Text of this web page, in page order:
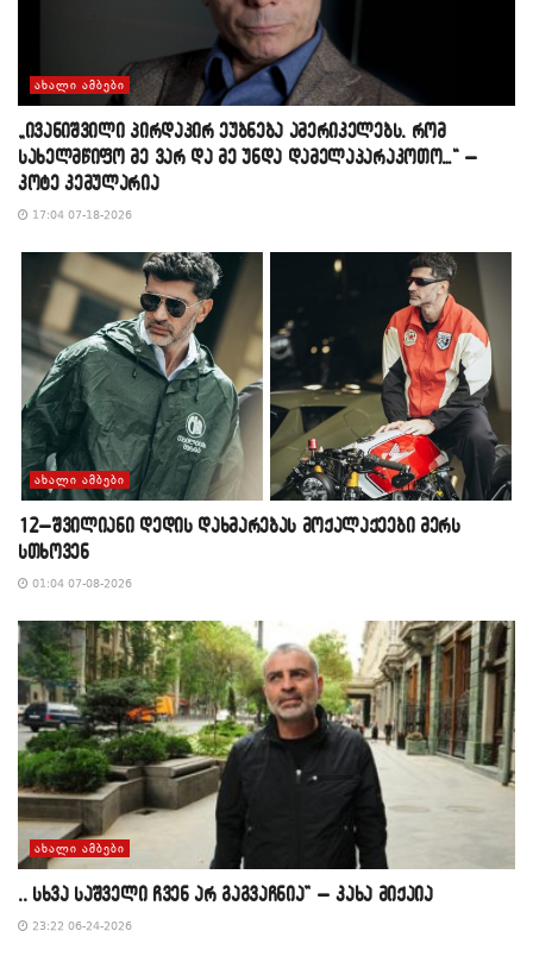
ᲐᲮᲐᲚᲘ ᲐᲛᲑᲔᲑᲘ
„ივანიშვილი პირდაპირ ეუბნება ამერიკელებს, რომ
სახელმწიფო მე ვარ და მე უნდა დამელაპარაკოთო…“ –
კოტე კემულარია
17:04 07-18-2026
ᲐᲮᲐᲚᲘ ᲐᲛᲑᲔᲑᲘ
12–შვილიანი დედის დახმარებას მოქალაქეები მერს
სთხოვენ
01:04 07-08-2026
ᲐᲮᲐᲚᲘ ᲐᲛᲑᲔᲑᲘ
,, სხვა საშველი ჩვენ არ გაგვაჩნია” – კახა მიქაია
23:22 06-24-2026